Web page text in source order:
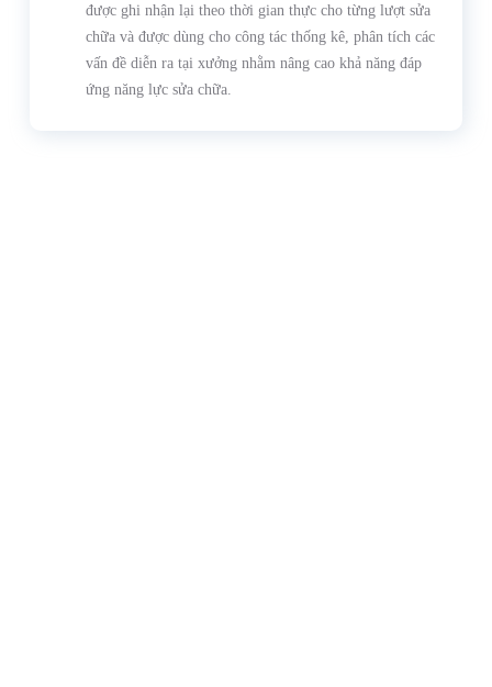
được ghi nhận lại theo thời gian thực cho từng lượt sửa
chữa và được dùng cho công tác thống kê, phân tích các
vấn đề diễn ra tại xưởng nhằm nâng cao khả năng đáp
ứng năng lực sửa chữa.